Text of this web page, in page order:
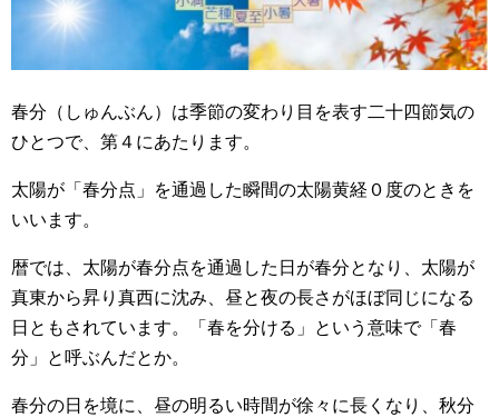
春分（しゅんぶん）は季節の変わり目を表す二十四節気の
ひとつで、第４にあたります。
太陽が「春分点」を通過した瞬間の太陽黄経０度のときを
いいます。
暦では、太陽が春分点を通過した日が春分となり、太陽が
真東から昇り真西に沈み、昼と夜の長さがほぼ同じになる
日ともされています。「春を分ける」という意味で「春
分」と呼ぶんだとか。
春分の日を境に、昼の明るい時間が徐々に長くなり、秋分